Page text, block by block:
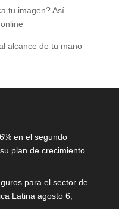
tu imagen? Así
alcance de tu mano
en el segundo
plan de crecimiento
para el sector de
Latina agosto 6,